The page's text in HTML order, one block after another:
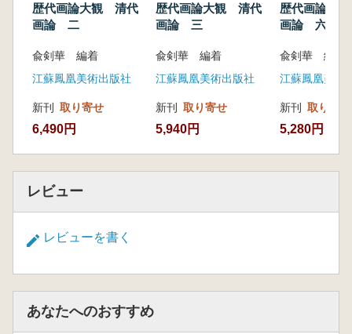
本巻には、『画筌』『苦瓜和尚話語録』『半
千課徒画説』『芥舟学画編』など、清代におけ
す。これらの文献は、絵画技法の理論を深化さ
せるとともに、芸術における創造性の精神を強
調し、絵画美学の思想や教育的指導の面でも豊
かな内容を提供しています。
歴代画論大観 清代
画論 二
兪剣華 編着
江蘇鳳凰美術出版社
新刊 取り寄せ
6,490円
歴代画論大観 清代
画論 三
兪剣華 編着
江蘇鳳凰美術出版社
新刊 取り寄せ
5,940円
歴代画論大
画論 六
兪剣華 編着
江蘇鳳凰美術
新刊 取り寄せ
5,280円
レビュー
レビューを書く
あなたへのおすすめ